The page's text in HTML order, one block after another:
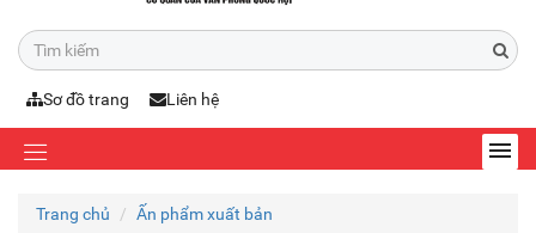
Sơ đồ trang Liên hệ
Trang chủ Ấn phẩm xuất bản